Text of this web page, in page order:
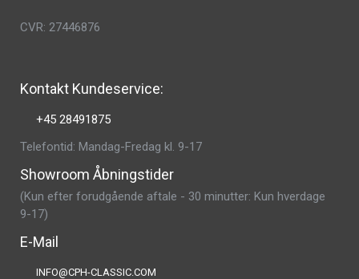
CVR: 27446876
Kontakt Kundeservice:
+45 28491875
Telefontid: Mandag-Fredag kl. 9-17
Showroom Åbningstider
(Kun efter forudgående aftale - 30 minutter: Kun hverdage
9-17)
E-Mail
INFO@CPH-CLASSIC.COM